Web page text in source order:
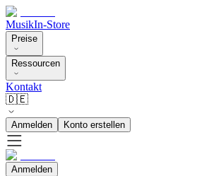
MusikIn-Store
Preise
Ressourcen
Kontakt
🇩🇪
Anmelden Konto erstellen
Anmelden